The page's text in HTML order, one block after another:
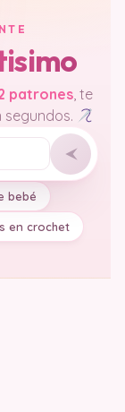
patrones, te
segundos.
bebé
en crochet